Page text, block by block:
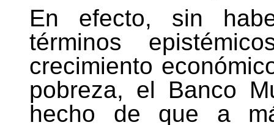
En efecto, sin
términos
crecimiento
pobreza, el Banco
hecho de que a